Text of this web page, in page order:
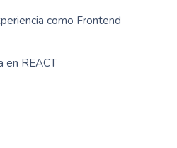
como Frontend
en REACT